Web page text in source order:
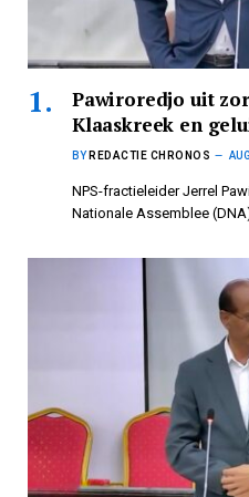
Pawiroredjo uit
Klaaskreek en
BY REDACTIE CHRONOS
NPS-fractieleider Jerrel
Nationale Assemblee